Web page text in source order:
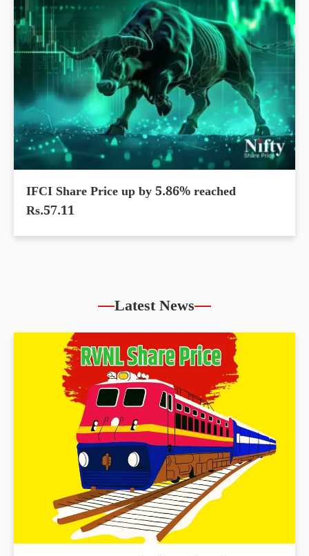
IFCI Share Price up by 5.86% reached
Rs.57.11
Latest News